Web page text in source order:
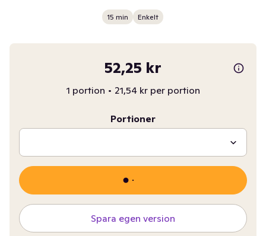
15 min Enkelt
52,25 kr
1 portion • 21,54 kr per portion
Portioner
Spara egen version